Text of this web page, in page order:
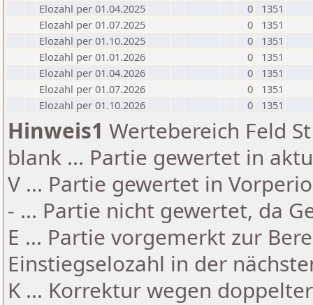
Elozahl per 01.04.2025
0
1351
Elozahl per 01.07.2025
0
1351
Elozahl per 01.10.2025
0
1351
Elozahl per 01.01.2026
0
1351
Elozahl per 01.04.2026
0
1351
Elozahl per 01.07.2026
0
1351
Elozahl per 01.10.2026
0 1351
Hinweis1 Wertebereich Feld
blank ... Partie gewertet in
V ... Partie gewertet in
- ... Partie nicht gewertet, da
E ... Partie vorgemerkt zur
Einstiegselozahl in der
K ... Korrektur wegen